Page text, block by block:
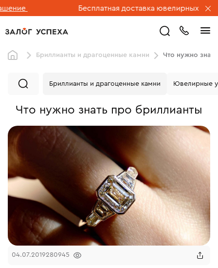
Бесплатная доставка ювелирных изделий по России.
Бриллианты и драгоценные камни Что нужно
Что нужно знать про бриллианты
Бриллианты и драгоценные камни Ювелирные
04.07.2019280945